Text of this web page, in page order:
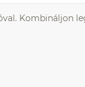
Kombináljon